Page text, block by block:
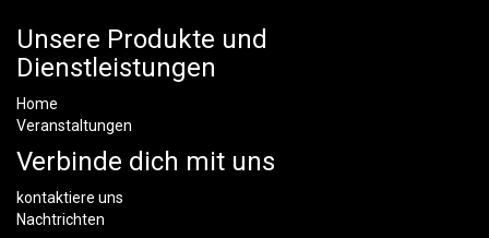
Unsere Produkte und
Dienstleistungen
Home
Veranstaltungen
Verbinde dich mit uns
kontaktiere uns
Nachtrichten